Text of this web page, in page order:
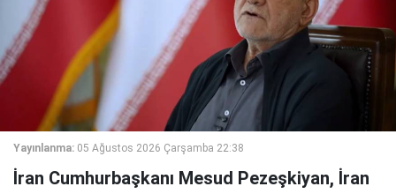
Yayınlanma: 05 Ağustos 2026 Çarşamba 22:38
İran Cumhurbaşkanı Mesud Pezeşkiyan, İran